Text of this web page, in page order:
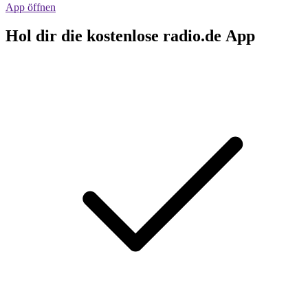
App öffnen
Hol dir die kostenlose radio.de App